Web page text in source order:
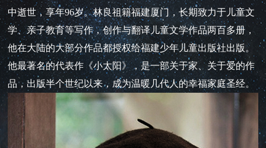
中逝世，享年96岁。林良祖籍福建厦门，长期致力于儿童文
学、亲子教育等写作，创作与翻译儿童文学作品两百多册，
他在大陆的大部分作品都授权给福建少年儿童出版社出版。
他最著名的代表作《小太阳》，是一部关于家、关于爱的作
品，出版半个世纪以来，成为温暖几代人的幸福家庭圣经。